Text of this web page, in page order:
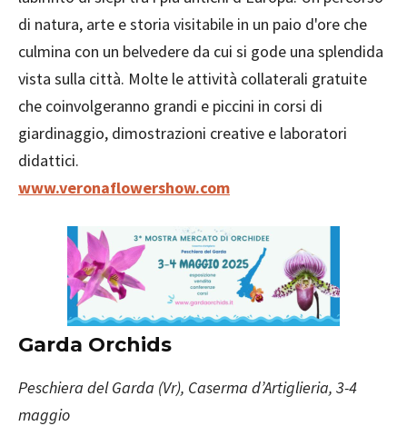
di natura, arte e storia visitabile in un paio d'ore che
culmina con un belvedere da cui si gode una splendida
vista sulla città. Molte le attività collaterali gratuite
che coinvolgeranno grandi e piccini in corsi di
giardinaggio, dimostrazioni creative e laboratori
didattici.
www.veronaflowershow.com
Garda Orchids
Peschiera del Garda (Vr), Caserma d’Artiglieria, 3-4
maggio